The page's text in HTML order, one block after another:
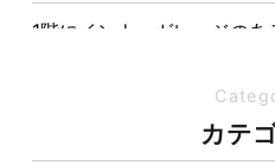
1階にインナーガレージの
夏の熱中症対策は家づくり
造が快適さをつくる理由
カテ